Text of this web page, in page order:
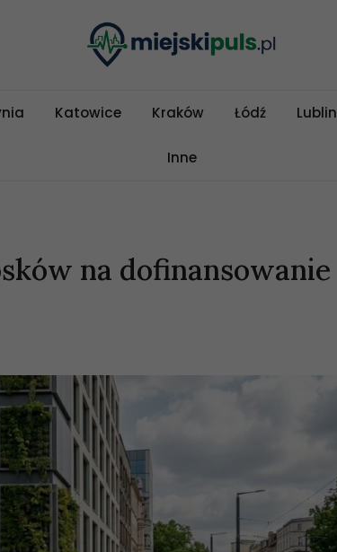
Katowice Kraków Łódź Lublin
Inne
na dofinansowanie